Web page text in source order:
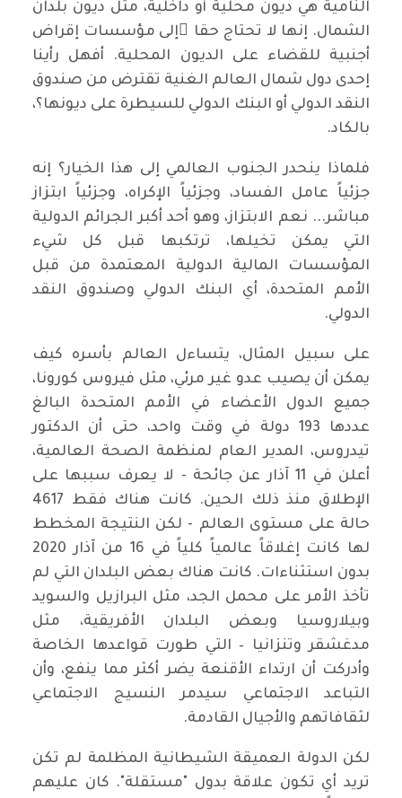
النامية هي ديون محلية أو داخلية، مثل ديون بلدان
الشمال. إنها لا تحتاج حقا ًإلى مؤسسات إقراض
أجنبية للقضاء على الديون المحلية. أفهل رأينا
إحدى دول شمال العالم الغنية تقترض من صندوق
النقد الدولي أو البنك الدولي للسيطرة على ديونها؟،
بالكاد.
فلماذا ينحدر الجنوب العالمي إلى هذا الخيار؟ إنه
جزئياً عامل الفساد، وجزئياً الإكراه، وجزئياً ابتزاز
مباشر... نعم الابتزاز، وهو أحد أكبر الجرائم الدولية
التي يمكن تخيلها، ترتكبها قبل كل شيء
المؤسسات المالية الدولية المعتمدة من قبل
الأمم المتحدة، أي البنك الدولي وصندوق النقد
الدولي.
على سبيل المثال، يتساءل العالم بأسره كيف
يمكن أن يصيب عدو غير مرئي، مثل فيروس كورونا،
جميع الدول الأعضاء في الأمم المتحدة البالغ
عددها 193 دولة في وقت واحد، حتى أن الدكتور
تيدروس، المدير العام لمنظمة الصحة العالمية،
أعلن في 11 آذار عن جائحة - لا يعرف سببها على
الإطلاق منذ ذلك الحين. كانت هناك فقط 4617
حالة على مستوى العالم - لكن النتيجة المخطط
لها كانت إغلاقاً عالمياً كلياً في 16 من آذار 2020
بدون استثناءات. كانت هناك بعض البلدان التي لم
تأخذ الأمر على محمل الجد، مثل البرازيل والسويد
وبيلاروسيا وبعض البلدان الأفريقية، مثل
مدغشقر وتنزانيا – التي طورت قواعدها الخاصة
وأدركت أن ارتداء الأقنعة يضر أكثر مما ينفع، وأن
التباعد الاجتماعي سيدمر النسيج الاجتماعي
لثقافاتهم والأجيال القادمة.
لكن الدولة العميقة الشيطانية المظلمة لم تكن
تريد أي تكون علاقة بدول "مستقلة". كان عليهم